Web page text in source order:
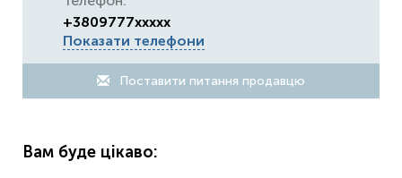
+3809777xxxxx
Показати телефони
Поставити питання продавцю
Вам буде цікаво: